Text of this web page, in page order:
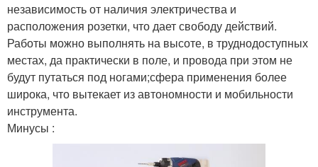
независимость от наличия электричества и
расположения розетки, что дает свободу действий.
Работы можно выполнять на высоте, в труднодоступных
местах, да практически в поле, и провода при этом не
будут путаться под ногами;сфера применения более
широка, что вытекает из автономности и мобильности
инструмента.
Минусы :